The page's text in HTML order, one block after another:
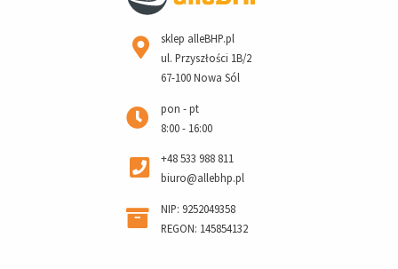
sklep alleBHP.pl
ul. Przyszłości 1B/2
67-100 Nowa Sól
pon - pt
8:00 - 16:00
+48 533 988 811
biuro@allebhp.pl
NIP: 9252049358
REGON: 145854132